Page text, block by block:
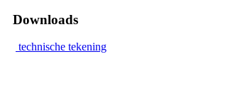
Downloads
technische tekening